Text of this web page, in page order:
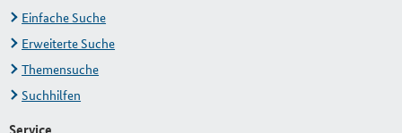
Einfache Suche
Erweiterte Suche
Themensuche
Suchhilfen